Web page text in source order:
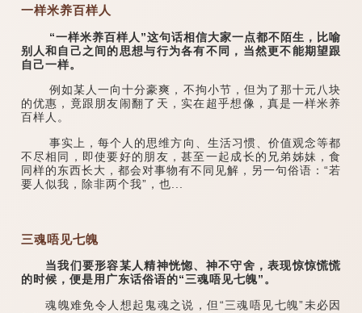
一样米养百样人
“一样米养百样人”这句话相信大家一点都不陌生，比喻
别人和自己之间的思想与行为各有不同，当然更不能期望跟
自己一样。
例如某人一向十分豪爽，不拘小节，但为了那十元八块
的优惠，竟跟朋友闹翻了天，实在超乎想像，真是一样米养
百样人。
事实上，每个人的思维方向、生活习惯、价值观念等都
不尽相同，即使要好的朋友，甚至一起成长的兄弟姊妹，食
同样的东西长大，都会对事物有不同见解，另一句俗语：“若
要人似我，除非两个我”，也...
三魂唔见七魄
当我们要形容某人精神恍惚、神不守舍，表现惊惊慌慌
的时候，便是用广东话俗语的“三魂唔见七魄”。
魂魄难免令人想起鬼魂之说，但“三魂唔见七魄”未必因